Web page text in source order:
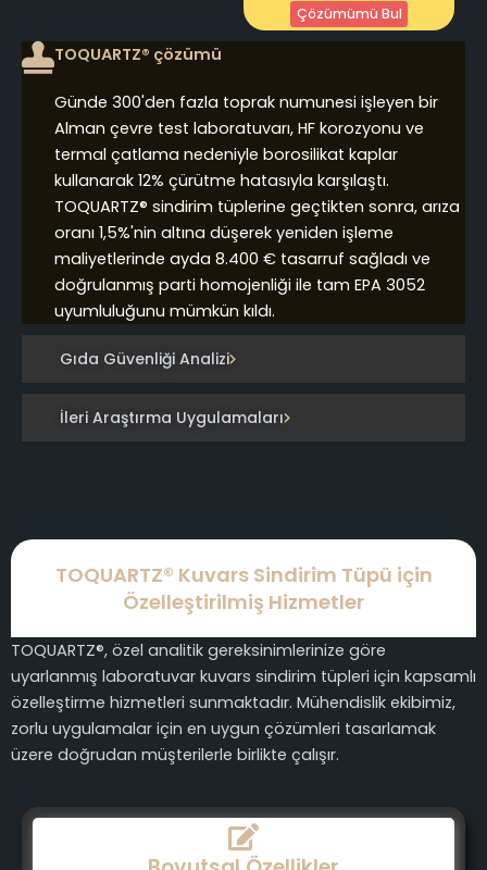
Gıda Güvenliği Analizi
İleri Araştırma Uygulamaları
Çözümümü Bul
TOQUARTZ® çözümü
Günde 300'den fazla toprak numunesi işleyen bir
Alman çevre test laboratuvarı, HF korozyonu ve
termal çatlama nedeniyle borosilikat kaplar
kullanarak 12% çürütme hatasıyla karşılaştı.
TOQUARTZ® sindirim tüplerine geçtikten sonra, arıza
oranı 1,5%'nin altına düşerek yeniden işleme
maliyetlerinde ayda 8.400 € tasarruf sağladı ve
doğrulanmış parti homojenliği ile tam EPA 3052
uyumluluğunu mümkün kıldı.
TOQUARTZ® Kuvars Sindirim Tüpü için
Özelleştirilmiş Hizmetler
TOQUARTZ®, özel analitik gereksinimlerinize göre
uyarlanmış laboratuvar kuvars sindirim tüpleri için kapsamlı
özelleştirme hizmetleri sunmaktadır. Mühendislik ekibimiz,
zorlu uygulamalar için en uygun çözümleri tasarlamak
üzere doğrudan müşterilerle birlikte çalışır.